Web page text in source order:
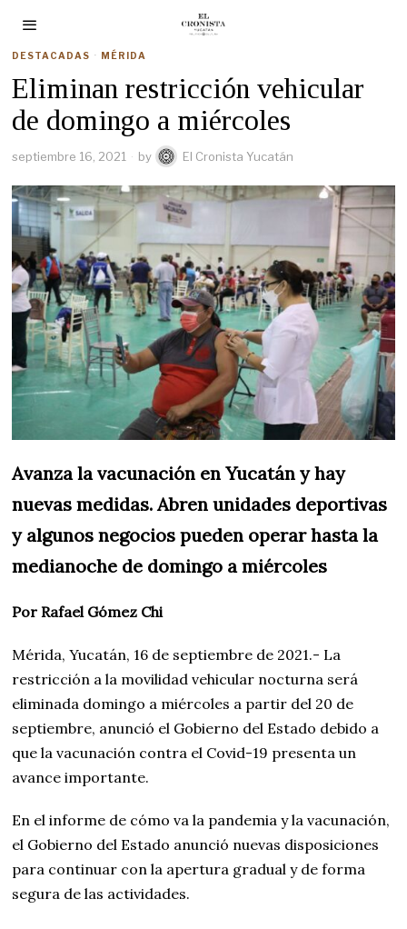
DESTACADAS · MÉRIDA
Eliminan restricción vehicular
de domingo a miércoles
septiembre 16, 2021 by El Cronista Yucatán
Avanza la vacunación en Yucatán y hay
nuevas medidas. Abren unidades deportivas
y algunos negocios pueden operar hasta la
medianoche de domingo a miércoles
Por Rafael Gómez Chi
Mérida, Yucatán, 16 de septiembre de 2021.- La
restricción a la movilidad vehicular nocturna será
eliminada domingo a miércoles a partir del 20 de
septiembre, anunció el Gobierno del Estado debido a
que la vacunación contra el Covid-19 presenta un
avance importante.
En el informe de cómo va la pandemia y la vacunación,
el Gobierno del Estado anunció nuevas disposiciones
para continuar con la apertura gradual y de forma
segura de las actividades.